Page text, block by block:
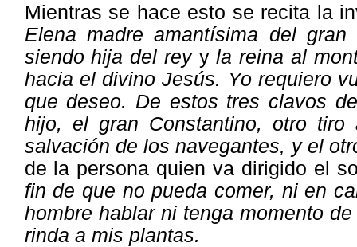
Mientras se hace esto se recita la
Elena madre amantísima del
siendo hija del rey yla reina al
hacia el divino Jesús. Yo requiero
que deseo. De estos tres clavos
hijo, el gran Constantino, otro
salvación de los navegantes, y el
de la persona quien va dirigido el
fin de que no pueda comer, ni en
hombre hablar ni tenga momento
rinda a mis plantas.